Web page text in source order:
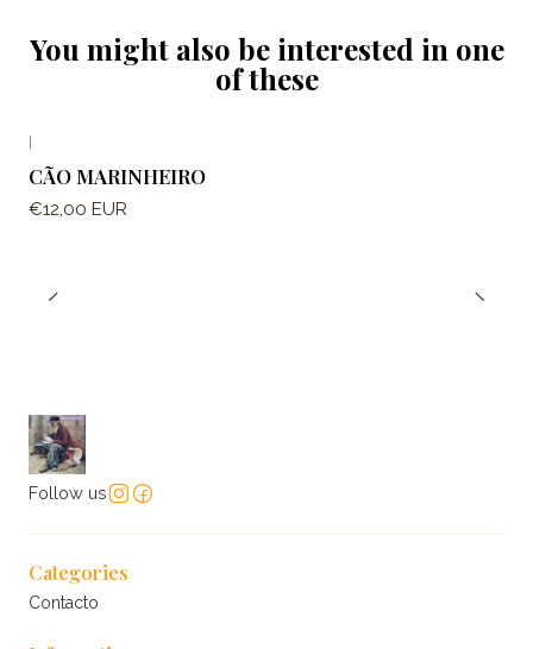
You might also be interested in one
of these
CÃO MARINHEIRO
€12,00 EUR
Follow us
Categories
Contacto